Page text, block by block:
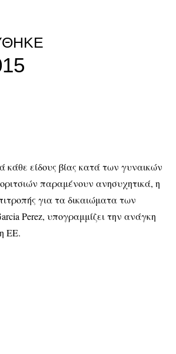
είδους βίας κατά των γυναικών
παραμένουν ανησυχητικά, η
για τα δικαιώματα των
Perez, υπογραμμίζει την ανάγκη
ΕΕ.